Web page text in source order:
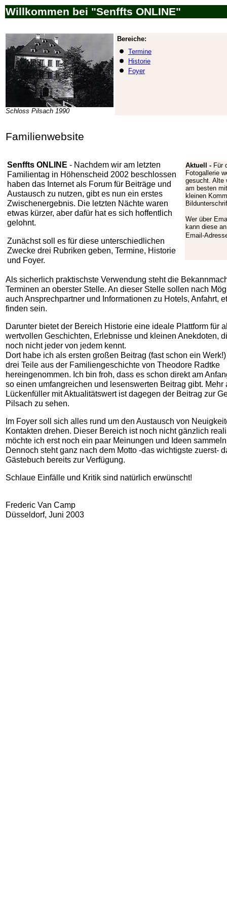
Willkommen bei "Senffts ONLINE"
Schloss Pilsach 1990
Bereiche:
Termine
Historie
Foyer
Familienwebsite
Senffts ONLINE - Nachdem wir am letzten
Familientag in Höhenscheid 2002 beschlossen
haben das Internet als Forum für Beiträge und
Austausch zu nutzen, gibt es nun ein erstes
Zwischenergebnis. Die letzten Nächte waren
etwas kürzer, aber dafür hat es sich hoffentlich
gelohnt.
Zunächst soll es für diese unterschiedlichen
Zwecke drei Rubriken geben, Termine, Historie
und Foyer.
Aktuell - Für
Fotogallerie
gesucht. Alte
am besten
kleinen
Wer über
kann diese
Email-
Als sicherlich praktischste Verwendung steht die
Terminen an oberster Stelle. An dieser Stelle sollen nach
auch Ansprechpartner und Informationen zu Hotels, Anfahrt,
finden sein.
Darunter bietet der Bereich Historie eine ideale Plattform für
wertvollen Geschichten, Erlebnisse und kleinen Anekdoten,
noch nicht jeder von jedem kennt.
Dort habe ich als ersten großen Beitrag (fast schon ein
drei Teile aus der Familiengeschichte von Theodore Radtke
hereingenommen. Ich bin froh, dass es schon direkt am
so einen umfangreichen und lesenswerten Beitrag gibt. Mehr
Lückenfüller mit Aktualitätswert ist dagegen der Beitrag zur
Pilsach zu sehen.
Im Foyer soll sich alles rund um den Austausch von
Kontakten drehen. Dieser Bereich ist noch nicht gänzlich
möchte ich erst noch ein paar Meinungen und Ideen
Dennoch steht ganz nach dem Motto -das wichtigste zuerst-
Gästebuch bereits zur Verfügung.
Schlaue Einfälle und Kritik sind natürlich erwünscht!
Frederic Van Camp
Düsseldorf, Juni 2003